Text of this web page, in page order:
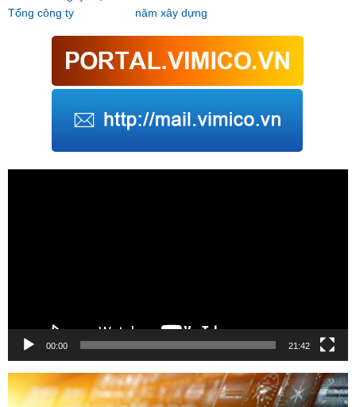
Tổng công ty
năm xây dựng
00:00 21:42